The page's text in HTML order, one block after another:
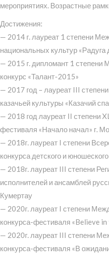
мероприятиях. Возрастные
Достижения:
— 2014 г. лауреат 1 степени
национальных культур «Радуга
— 2015 г. дипломант 1 степени
конкурс «Талант-2015»
— 2017 год – лауреат III
казачьей культуры «Казачий
— 2018 год лауреат II степени
фестиваля «Начало начал» г.
— 2018г. лауреат I степени
конкурса детского и
— 2018г. лауреат III степени
исполнителей и ансамблей
Кумертау
— 2020г. лауреат I степени
конкурса-фестиваля «Believe in
— 2020г. лауреат III степени
конкурса-фестиваля «В